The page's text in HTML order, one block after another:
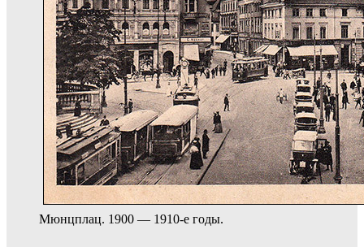
Мюнцплац. 1900 — 1910-е годы.